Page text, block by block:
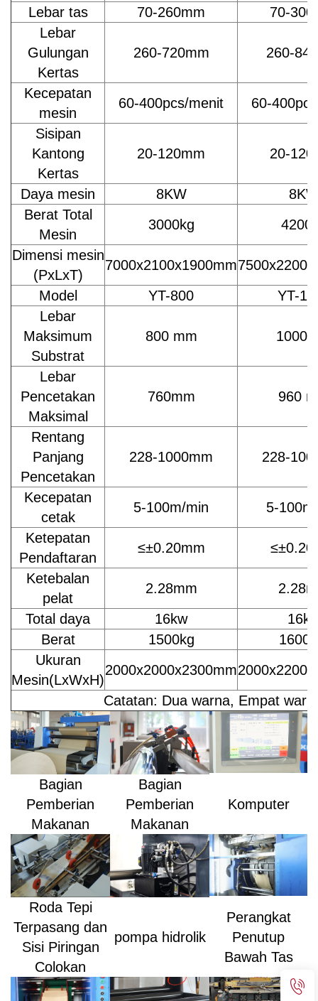
Lebar tas
70-260mm
70-
Lebar
Gulungan
Kertas
260-720mm 260-
Kecepatan
mesin
60-400pcs/menit
60-
Sisipan
Kantong
Kertas
20-120mm 20-
Daya mesin 8KW
Berat Total
Mesin
3000kg
Dimensi mesin
(PxLxT)
7000x2100x1900mm
Model
YT-800
YT-
Lebar
Maksimum
Substrat
800 mm
Lebar
Pencetakan
Maksimal
760mm 960
Rentang
Panjang
Pencetakan
228-1000mm 228-
Kecepatan
cetak
5-100m/min
5-
Ketepatan
Pendaftaran
≤±0.20mm
Ketebalan
pelat
2.28mm
Total daya
16kw
Berat
1500kg
1600
Ukuran
Mesin(LxWxH)
2000x2000x2300mm
Catatan: Dua warna, Empat
Bagian
Pemberian
Makanan
Bagian
Pemberian
Makanan
Komputer
Roda Tepi
Terpasang dan
Sisi Piringan
Colokan
pompa hidrolik
Perangkat
Penutup
Bawah Tas